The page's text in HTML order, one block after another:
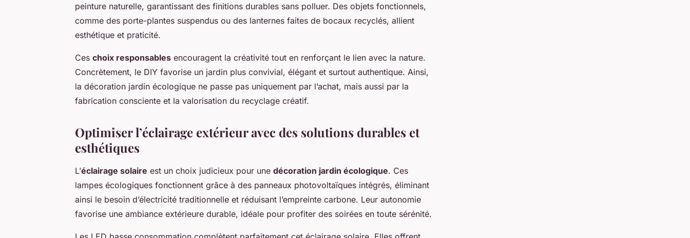
peinture naturelle, garantissant des finitions durables sans polluer. Des objets fonctionnels,
comme des porte-plantes suspendus ou des lanternes faites de bocaux recyclés, allient
esthétique et praticité.
Ces choix responsables encouragent la créativité tout en renforçant le lien avec la nature.
Concrètement, le DIY favorise un jardin plus convivial, élégant et surtout authentique. Ainsi,
la décoration jardin écologique ne passe pas uniquement par l’achat, mais aussi par la
fabrication consciente et la valorisation du recyclage créatif.
Optimiser l’éclairage extérieur avec des solutions durables et
esthétiques
L’éclairage solaire est un choix judicieux pour une décoration jardin écologique. Ces
lampes écologiques fonctionnent grâce à des panneaux photovoltaïques intégrés, éliminant
ainsi le besoin d’électricité traditionnelle et réduisant l’empreinte carbone. Leur autonomie
favorise une ambiance extérieure durable, idéale pour profiter des soirées en toute sérénité.